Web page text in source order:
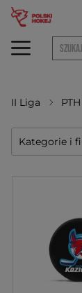
II Liga
Kategorie i